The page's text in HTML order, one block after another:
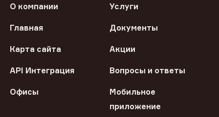
О компании Услуги
Главная Документы
Карта сайта Акции
API Интеграция Вопросы и ответы
Офисы
Мобильное
приложение